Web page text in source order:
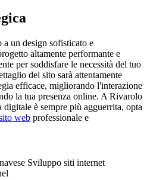
a un design sofisticato e
altamente performante e
per soddisfare le necessità del tuo
del sito sarà attentamente
efficace, migliorando l'interazione
la tua presenza online. A Rivarolo
è sempre più agguerrita, opta
web professionale e